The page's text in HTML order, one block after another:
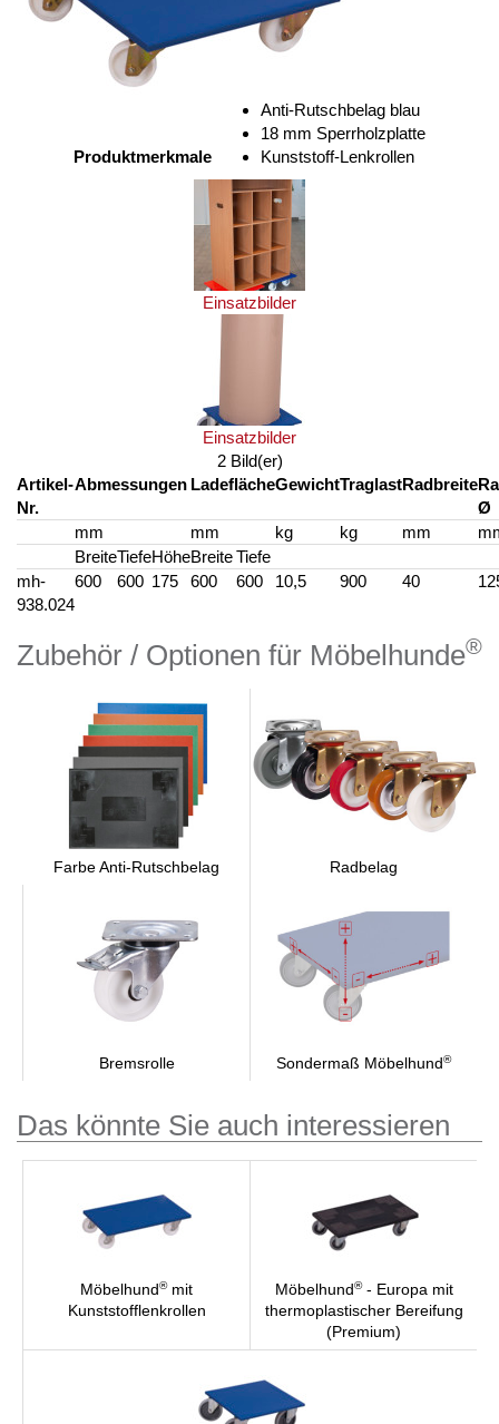
Produktmerkmale
Anti-Rutschbelag blau
18 mm Sperrholzplatte
Kunststoff-Lenkrollen
Einsatzbilder
Einsatzbilder
2 Bild(er)
Artikel-
Nr.
Abmessungen LadeflächeGewichtTraglastRadbreite
Ø
mm
mm kg kg mm
BreiteTiefeHöheBreiteTiefe
mh-
938.024
600 600 175 600 600 10,5 900 40
Zubehör / Optionen für Möbelhunde®
Farbe Anti-Rutschbelag Radbelag
Bremsrolle Sondermaß Möbelhund®
Das könnte Sie auch interessieren
Möbelhund®mit
Kunststofflenkrollen
Möbelhund®- Europa mit
thermoplastischer Bereifung
(Premium)